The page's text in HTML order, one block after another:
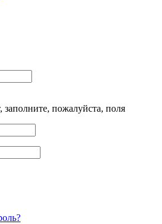
заполните, пожалуйста, поля